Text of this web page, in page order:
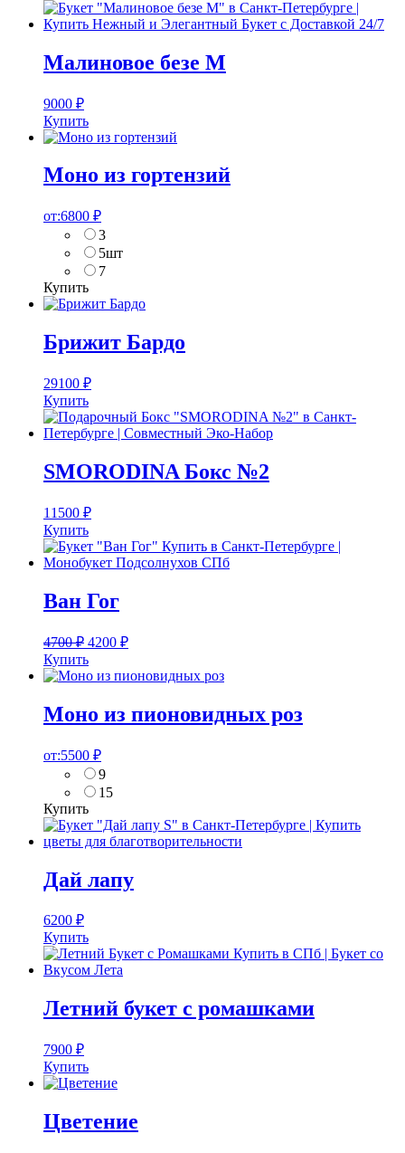
Малиновое безе M
9000 ₽
Купить
Моно из гортензий
от:6800 ₽
3
5шт
7
Купить
Брижит Бардо
29100 ₽
Купить
SMORODINA Бокс №2
11500 ₽
Купить
Ван Гог
4700₽ 4200 ₽
Купить
Моно из пионовидных роз
от:5500 ₽
9
15
Купить
Дай лапу
6200 ₽
Купить
Летний букет с ромашками
7900 ₽
Купить
Цветение